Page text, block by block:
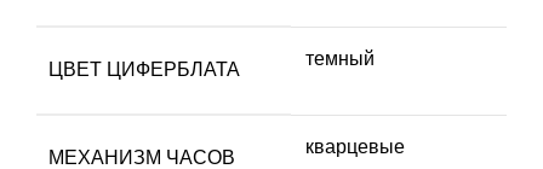
ЦВЕТ ЦИФЕРБЛАТА
темный
МЕХАНИЗМ ЧАСОВ
кварцевые